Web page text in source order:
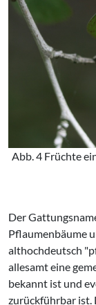
Abb. 4 Früchte
Der
Pflaumenbäume
althochdeutsch
allesamt eine
bekannt ist und
zurückführbar ist.